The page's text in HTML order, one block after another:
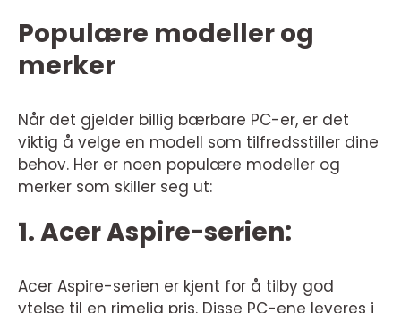
Populære modeller og
merker
Når det gjelder billig bærbare PC-er, er det
viktig å velge en modell som tilfredsstiller dine
behov. Her er noen populære modeller og
merker som skiller seg ut:
1. Acer Aspire-serien:
Acer Aspire-serien er kjent for å tilby god
ytelse til en rimelig pris. Disse PC-ene leveres i